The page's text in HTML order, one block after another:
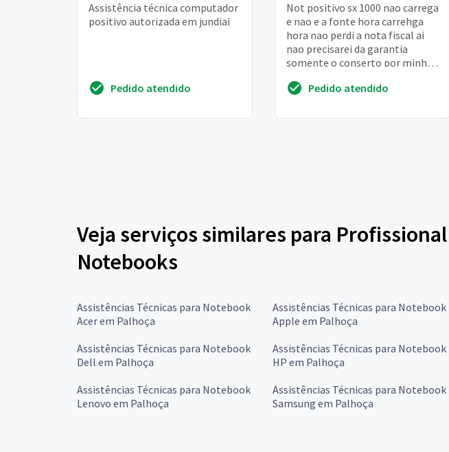
Assistência técnica computador
positivo autorizada em jundiai
Pedido atendido
Not positivo sx 1000 nao carrega
e nao e a fonte hora carrehga
hora nao perdi a nota fiscal ai
nao precisarei da garantia
somente o conserto por minha
Pedido atendido
Veja serviços similares para
Notebooks
Assistências Técnicas para Notebook
Acer em Palhoça
Assistências Técnicas para Notebook
Apple em Palhoça
Assistências Técnicas para Notebook
Dell em Palhoça
Assistências Técnicas para Notebook
HP em Palhoça
Assistências Técnicas para Notebook
Lenovo em Palhoça
Assistências Técnicas para Notebook
Samsung em Palhoça